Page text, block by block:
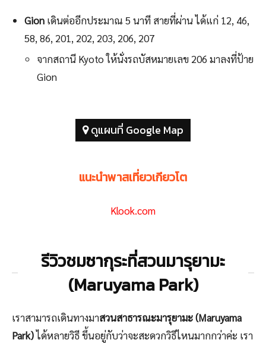
Gion เดินต่ออีกประมาณ 5 นาที สายที่ผ่าน ได้แก่ 12, 46,
58, 86, 201, 202, 203, 206, 207
จากสถานี Kyoto ให้นั่งรถบัสหมายเลข 206 มาลงที่ป้าย
Gion
ดูแผนที่ Google Map
แนะนำพาสเที่ยวเกียวโต
Klook.com
รีวิวชมซากุระที่สวนมารุยามะ
(Maruyama Park)
เราสามารถเดินทางมาสวนสาธารณะมารุยามะ (Maruyama
Park)ได้หลายวิธี ขึ้นอยู่กับว่าจะสะดวกวิธีไหนมากกว่าค่ะ เรา